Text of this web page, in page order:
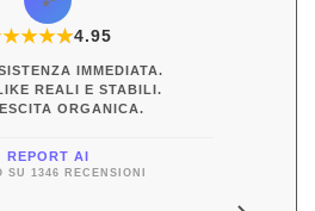
★★★★
★4.95
IMMEDIATA.
REALI E STABILI.
ORGANICA.
REPORT AI
SU 1346 RECENSIONI